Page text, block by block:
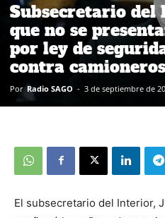
Subsecretario
que no se
por ley de
contra
Por Radio SAGO - 3 de septiembre de
El subsecretario del Interior,